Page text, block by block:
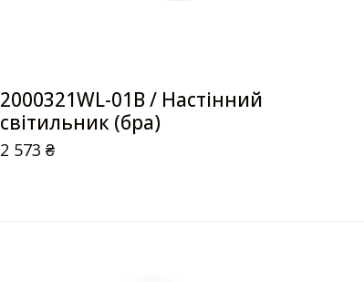
2000321WL-01B / Настінний
світильник (бра)
2 573₴